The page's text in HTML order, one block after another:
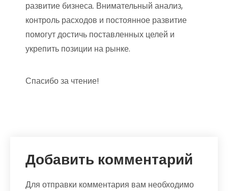
развитие бизнеса. Внимательный анализ,
контроль расходов и постоянное развитие
помогут достичь поставленных целей и
укрепить позиции на рынке.
Спасибо за чтение!
Добавить комментарий
Для отправки комментария вам необходимо